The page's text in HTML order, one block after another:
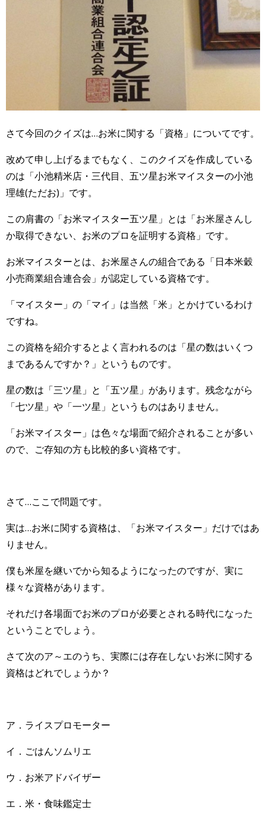
さて今回のクイズは…お米に関する「資格」についてです。
改めて申し上げるまでもなく、このクイズを作成している
のは「小池精米店・三代目、五ツ星お米マイスターの小池
理雄(ただお)」です。
この肩書の「お米マイスター五ツ星」とは「お米屋さんし
か取得できない、お米のプロを証明する資格」です。
お米マイスターとは、お米屋さんの組合である「日本米穀
小売商業組合連合会」が認定している資格です。
「マイスター」の「マイ」は当然「米」とかけているわけ
ですね。
この資格を紹介するとよく言われるのは「星の数はいくつ
まであるんですか？」というものです。
星の数は「三ツ星」と「五ツ星」があります。残念ながら
「七ツ星」や「一ツ星」というものはありません。
「お米マイスター」は色々な場面で紹介されることが多い
ので、ご存知の方も比較的多い資格です。
さて…ここで問題です。
実は…お米に関する資格は、「お米マイスター」だけではあ
りません。
僕も米屋を継いでから知るようになったのですが、実に
様々な資格があります。
それだけ各場面でお米のプロが必要とされる時代になった
ということでしょう。
さて次のア～エのうち、実際には存在しないお米に関する
資格はどれでしょうか？
ア．ライスプロモーター
イ．ごはんソムリエ
ウ．お米アドバイザー
エ．米・食味鑑定士